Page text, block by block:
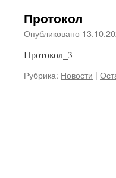
Протокол
Опубликовано
Протокол_3
Рубрика: Новости |